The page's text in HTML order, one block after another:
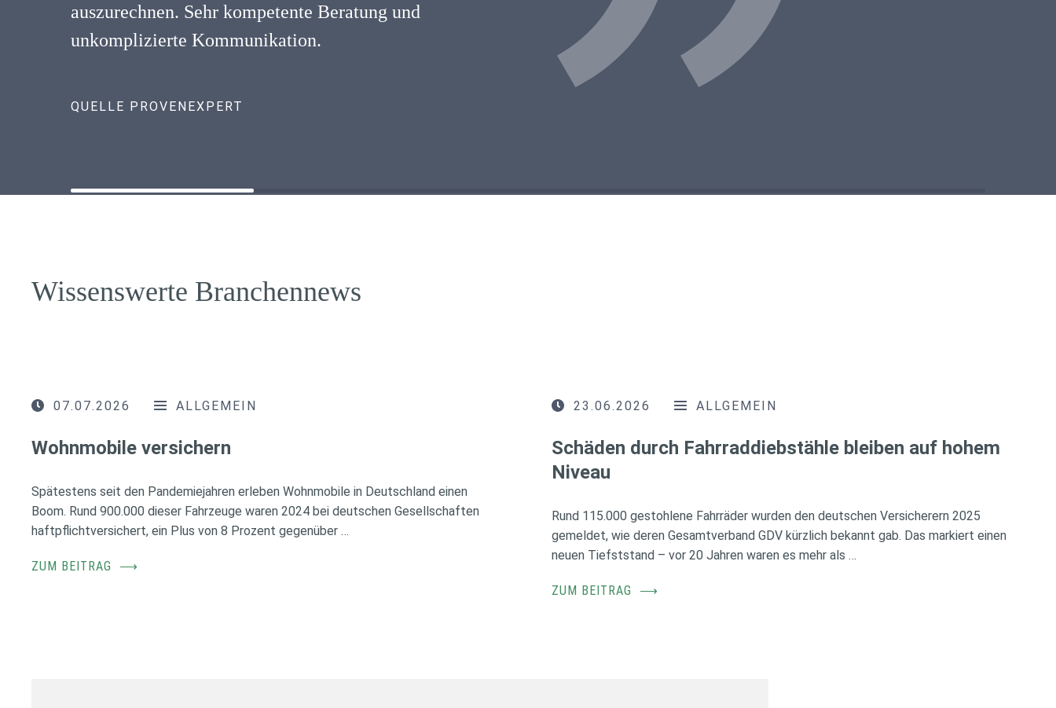
auszurechnen. Sehr kompetente Beratung und
unkomplizierte Kommunikation.
QUELLE PROVENEXPERT
Wissenswerte Branchennews
07.07.2026 ALLGEMEIN
Wohnmobile versichern
Spätestens seit den Pandemiejahren erleben Wohnmobile in Deutschland einen
Boom. Rund 900.000 dieser Fahrzeuge waren 2024 bei deutschen Gesellschaften
haftpflichtversichert, ein Plus von 8 Prozent gegenüber …
ZUM BEITRAG ⟶
23.06.2026 ALLGEMEIN
Schäden durch Fahrraddiebstähle bleiben auf hohem
Niveau
Rund 115.000 gestohlene Fahrräder wurden den deutschen Versicherern 2025
gemeldet, wie deren Gesamtverband GDV kürzlich bekannt gab. Das markiert einen
neuen Tiefststand – vor 20 Jahren waren es mehr als …
ZUM BEITRAG ⟶